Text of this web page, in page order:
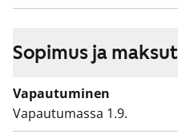
Sopimus ja maksut
Vapautuminen
Vapautumassa 1.9.